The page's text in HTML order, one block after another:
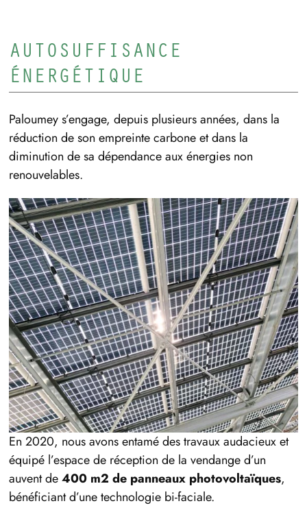
AUTOSUFFISANCE
ÉNERGÉTIQUE
Paloumey s’engage, depuis plusieurs années, dans la
réduction de son empreinte carbone et dans la
diminution de sa dépendance aux énergies non
renouvelables.
En 2020, nous avons entamé des travaux audacieux et
équipé l’espace de réception de la vendange d’un
auvent de400 m2 de panneaux photovoltaïques,
bénéficiant d’une technologie bi-faciale.